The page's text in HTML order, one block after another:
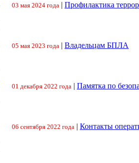
03 мая 2024 года | Профилактика
05 мая 2023 года | Владельцам БПЛА
01 декабря 2022 года | Памятка по
06 сентября 2022 года | Контакты